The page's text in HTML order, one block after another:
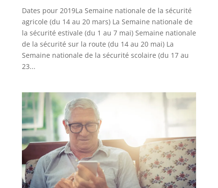
Dates pour 2019La Semaine nationale de la sécurité
agricole (du 14 au 20 mars) La Semaine nationale de
la sécurité estivale (du 1 au 7 mai) Semaine nationale
de la sécurité sur la route (du 14 au 20 mai) La
Semaine nationale de la sécurité scolaire (du 17 au
23...